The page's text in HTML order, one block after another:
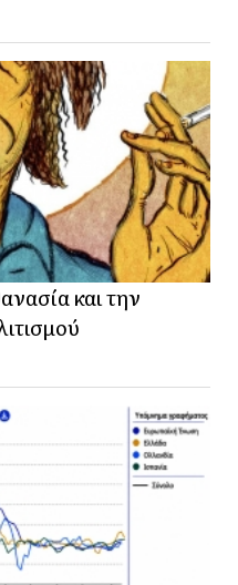
και την